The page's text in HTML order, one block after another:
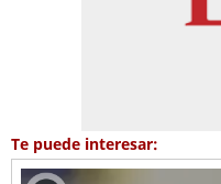
Te puede interesar: